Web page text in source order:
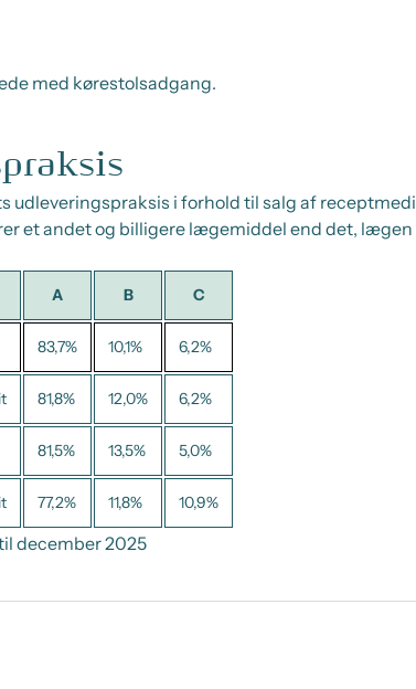
med kørestolsadgang.
udleveringspraksis i forhold til salg af
et andet og billigere lægemiddel end det,
A B C
83,7% 10,1% 6,2%
81,8% 12,0% 6,2%
81,5% 13,5% 5,0%
77,2% 11,8% 10,9%
december 2025